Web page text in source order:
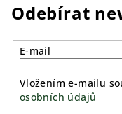
Odebírat
E-mail
Vložením e-mailu
osobních údajů